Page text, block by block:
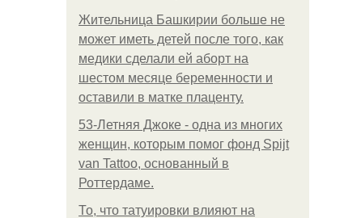
Жительница Башкирии больше не
может иметь детей после того, как
медики сделали ей аборт на
шестом месяце беременности и
оставили в матке плаценту.
53-Летняя Джоке - одна из многих
женщин, которым помог фонд Spijt
van Tattoo, основанный в
Роттердаме.
То, что татуировки влияют на